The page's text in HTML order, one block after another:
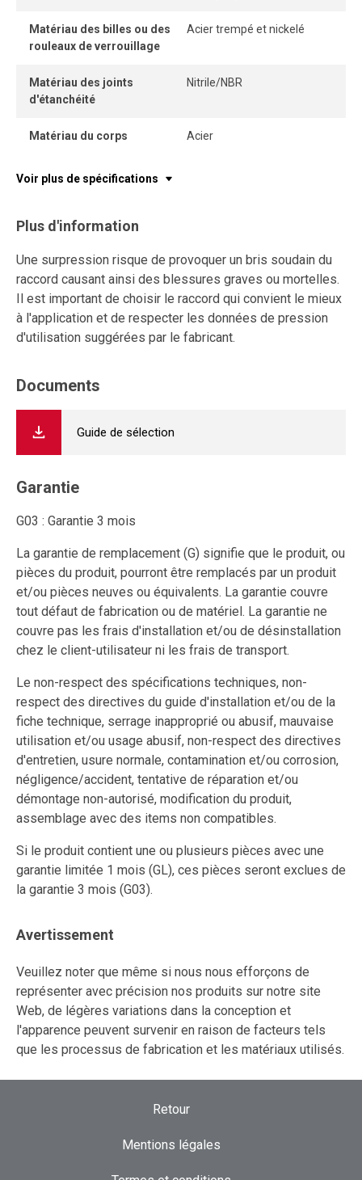
Matériau des billes ou des
rouleaux de verrouillage
Acier trempé et nickelé
Matériau des joints
d'étanchéité
Nitrile/NBR
Matériau du corps Acier
Voir plus de spécifications
Plus d'information
Une surpression risque de provoquer un bris soudain du
raccord causant ainsi des blessures graves ou mortelles.
Il est important de choisir le raccord qui convient le mieux
à l'application et de respecter les données de pression
d'utilisation suggérées par le fabricant.
Documents
Guide de sélection
Garantie
G03 : Garantie 3 mois
La garantie de remplacement (G) signifie que le produit, ou
pièces du produit, pourront être remplacés par un produit
et/ou pièces neuves ou équivalents. La garantie couvre
tout défaut de fabrication ou de matériel. La garantie ne
couvre pas les frais d'installation et/ou de désinstallation
chez le client-utilisateur ni les frais de transport.
Le non-respect des spécifications techniques, non-
respect des directives du guide d'installation et/ou de la
fiche technique, serrage inapproprié ou abusif, mauvaise
utilisation et/ou usage abusif, non-respect des directives
d'entretien, usure normale, contamination et/ou corrosion,
négligence/accident, tentative de réparation et/ou
démontage non-autorisé, modification du produit,
assemblage avec des items non compatibles.
Si le produit contient une ou plusieurs pièces avec une
garantie limitée 1 mois (GL), ces pièces seront exclues de
la garantie 3 mois (G03).
Avertissement
Veuillez noter que même si nous nous efforçons de
représenter avec précision nos produits sur notre site
Web, de légères variations dans la conception et
l'apparence peuvent survenir en raison de facteurs tels
que les processus de fabrication et les matériaux utilisés.
Retour
Mentions légales